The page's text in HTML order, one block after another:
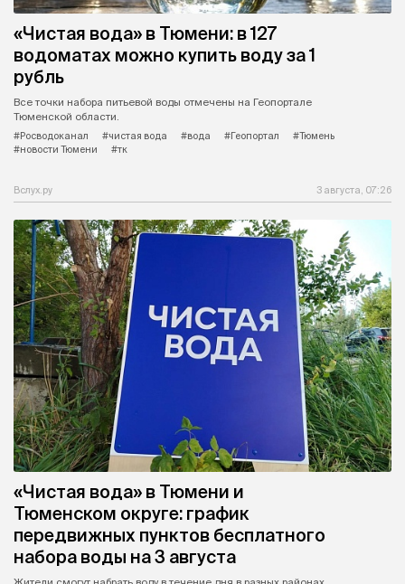
«Чистая вода» в Тюмени: в 127
водоматах можно купить воду за 1
рубль
Все точки набора питьевой воды отмечены на Геопортале
Тюменской области.
#Росводоканал
#чистая вода #вода #Геопортал
#Тюмень
#новости Тюмени
#тк
Вслух.ру 3 августа, 07:26
«Чистая вода» в Тюмени и
Тюменском округе: график
передвижных пунктов бесплатного
набора воды на 3 августа
Жители смогут набрать воду в течение дня в разных районах.